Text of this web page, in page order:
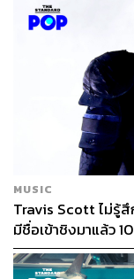
TAGS:
กรมการปกคร
มาตรการก
คนละครึ่งพลัส
นายกรัฐมนต
MUSIC
Travis Scott ไม่รู้
มีชื่อเข้าชิงมาแล้ว